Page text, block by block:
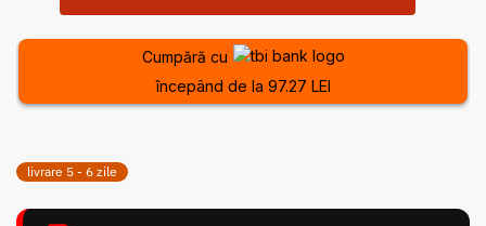
Cumpără cu
începând de la 97.27 LEI
livrare 5 - 6 zile